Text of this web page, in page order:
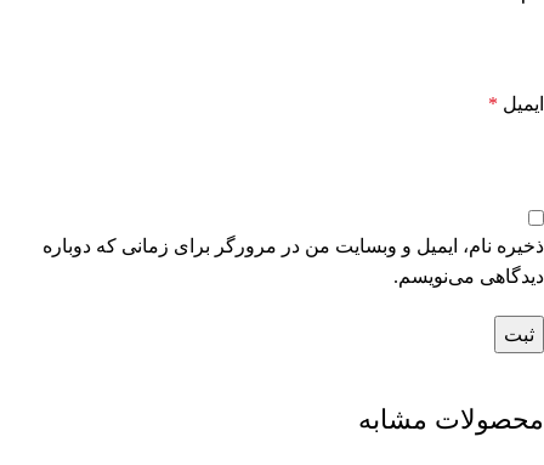
ایمیل *
ذخیره نام، ایمیل و وبسایت من در مرورگر برای زمانی که دوباره
دیدگاهی می‌نویسم.
محصولات مشابه